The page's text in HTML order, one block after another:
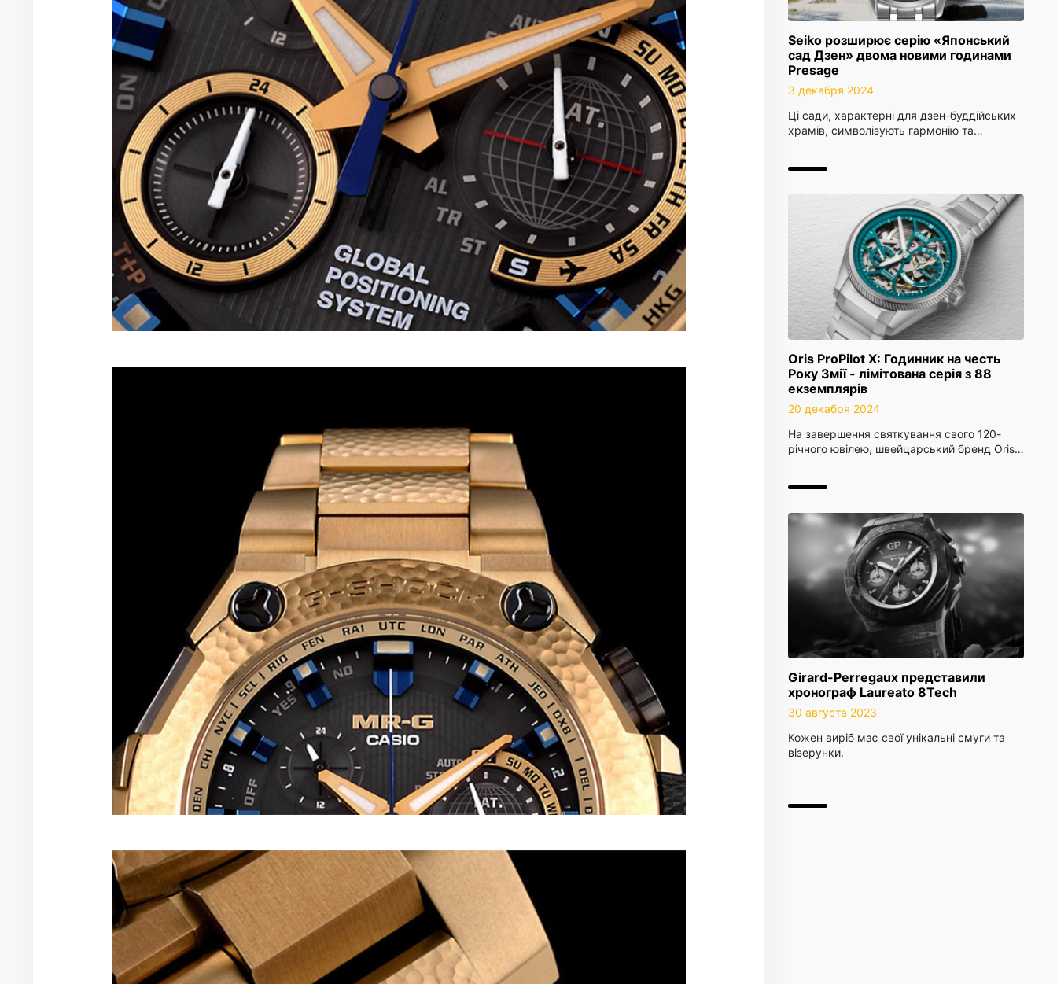
Seiko розширює серію «Японський
сад Дзен» двома новими годинами
Presage
3 декабря 2024
Ці сади, характерні для дзен-буддійських
храмів, символізують гармонію та…
Oris ProPilot X: Годинник на честь
Року Змії - лімітована серія з 88
екземплярів
20 декабря 2024
На завершення святкування свого 120-
річного ювілею, швейцарський бренд Oris…
Girard-Perregaux представили
хронограф Laureato 8Tech
30 августа 2023
Кожен виріб має свої унікальні смуги та
візерунки.